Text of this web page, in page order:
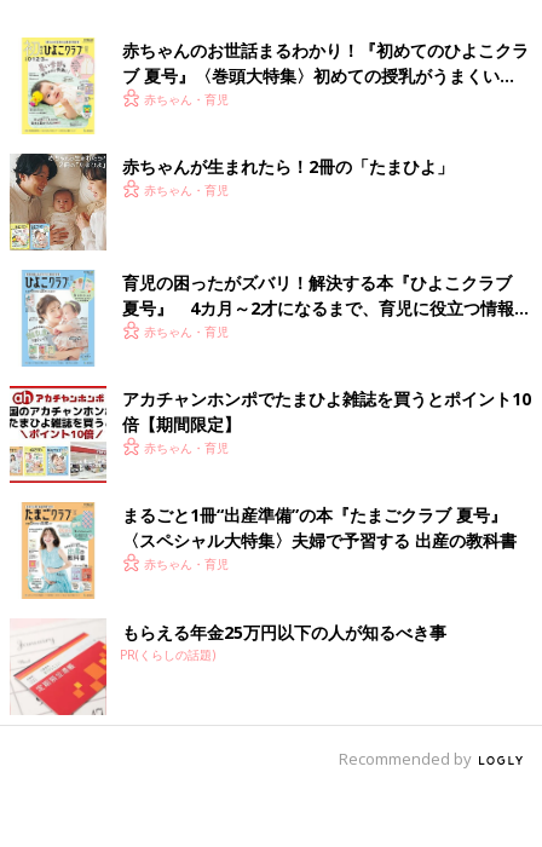
赤ちゃんのお世話まるわかり！『初めてのひよこクラ
ブ 夏号』〈巻頭大特集〉初めての授乳がうまくい
く！ おっぱい・ミルクの基本と夏のトラブル 解決テ
赤ちゃん・育児
赤ちゃんが生まれたら！2冊の「たまひよ」
赤ちゃん・育児
育児の困ったがズバリ！解決する本『ひよこクラブ
夏号』 4カ月～2才になるまで、育児に役立つ情報が
いっぱい！
赤ちゃん・育児
アカチャンホンポでたまひよ雑誌を買うとポイント10
倍【期間限定】
赤ちゃん・育児
まるごと1冊“出産準備”の本『たまごクラブ 夏号』
〈スペシャル大特集〉夫婦で予習する 出産の教科書
赤ちゃん・育児
もらえる年金25万円以下の人が知るべき事
PR(くらしの話題)
Recommended by